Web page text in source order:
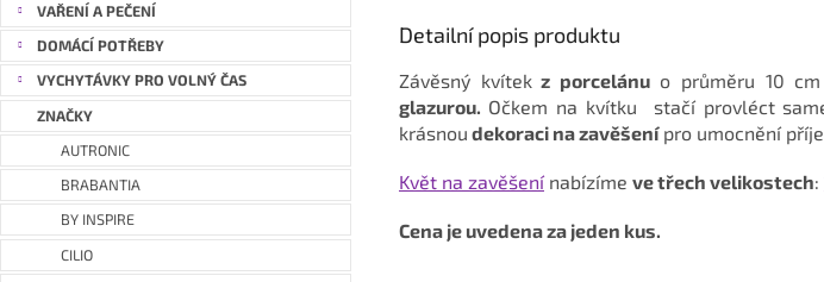
VAŘENÍ A PEČENÍ
DOMÁCÍ POTŘEBY
VYCHYTÁVKY PRO VOLNÝ ČAS
ZNAČKY
AUTRONIC
BRABANTIA
BY INSPIRE
CILIO
Detailní popis produktu
Závěsný kvítekz porcelánuo průměru 10
glazurou. Očkem na kvítku stačí provléct
krásnou dekoraci na zavěšenípro umocnění
Květ na zavěšenínabízíme ve třech velikostech:
Cena je uvedena za jeden kus.